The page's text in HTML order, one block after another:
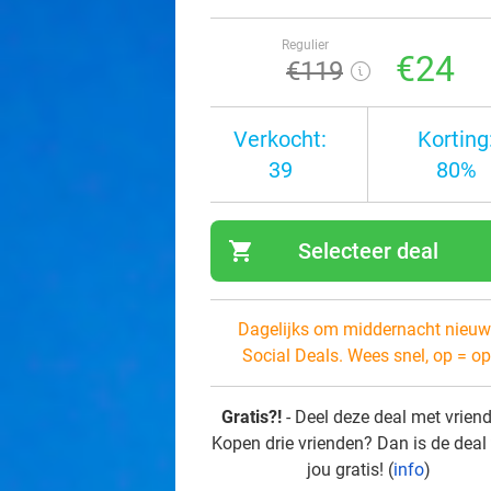
Regulier
€119 €24
Verkocht:
39
80%
shopping_cart Selecteer deal
Dagelijks om middernacht
Social Deals. Wees snel, op =
Gratis?! - Deel deze deal met
Kopen drie vrienden? Dan is de
jou gratis! (info)